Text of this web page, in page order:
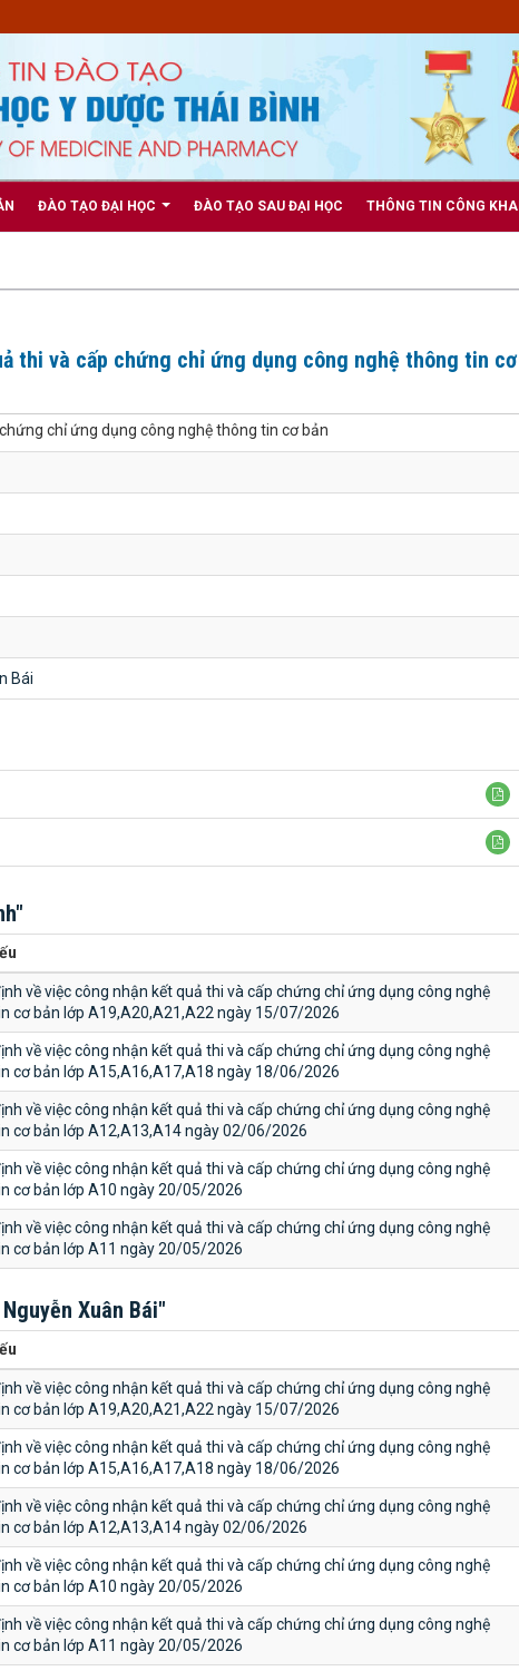
ĐÀO TẠO ĐẠI HỌC ĐÀO TẠO SAU ĐẠI HỌC THÔNG TIN CÔNG KHAI
thi và cấp chứng chỉ ứng dụng công nghệ thông tin cơ
chỉ ứng dụng công nghệ thông tin cơ bản
Bái
về việc công nhận kết quả thi và cấp chứng chỉ ứng dụng công nghệ
cơ bản lớp A19,A20,A21,A22 ngày 15/07/2026
về việc công nhận kết quả thi và cấp chứng chỉ ứng dụng công nghệ
cơ bản lớp A15,A16,A17,A18 ngày 18/06/2026
về việc công nhận kết quả thi và cấp chứng chỉ ứng dụng công nghệ
cơ bản lớp A12,A13,A14 ngày 02/06/2026
về việc công nhận kết quả thi và cấp chứng chỉ ứng dụng công nghệ
cơ bản lớp A10 ngày 20/05/2026
về việc công nhận kết quả thi và cấp chứng chỉ ứng dụng công nghệ
cơ bản lớp A11 ngày 20/05/2026
Xuân Bái"
về việc công nhận kết quả thi và cấp chứng chỉ ứng dụng công nghệ
cơ bản lớp A19,A20,A21,A22 ngày 15/07/2026
về việc công nhận kết quả thi và cấp chứng chỉ ứng dụng công nghệ
cơ bản lớp A15,A16,A17,A18 ngày 18/06/2026
về việc công nhận kết quả thi và cấp chứng chỉ ứng dụng công nghệ
cơ bản lớp A12,A13,A14 ngày 02/06/2026
về việc công nhận kết quả thi và cấp chứng chỉ ứng dụng công nghệ
cơ bản lớp A10 ngày 20/05/2026
về việc công nhận kết quả thi và cấp chứng chỉ ứng dụng công nghệ
cơ bản lớp A11 ngày 20/05/2026